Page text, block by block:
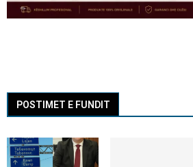
POSTIMET E FUNDIT